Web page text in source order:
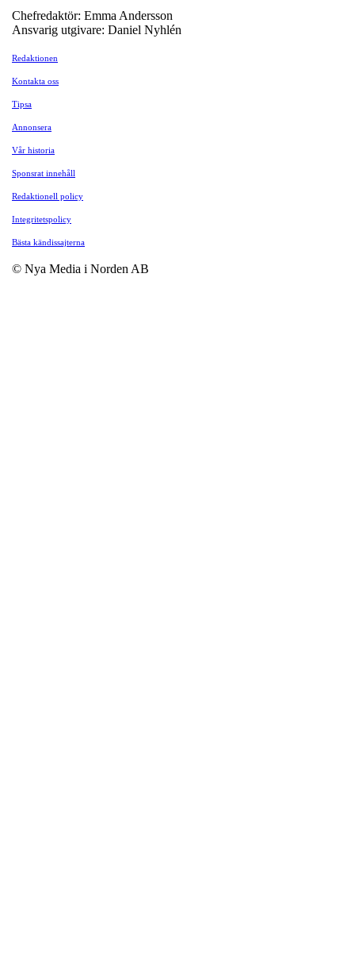
Chefredaktör: Emma Andersson
Ansvarig utgivare: Daniel Nyhlén
Redaktionen
Kontakta oss
Tipsa
Annonsera
Vår historia
Sponsrat innehåll
Redaktionell policy
Integritetspolicy
Bästa kändissajterna
© Nya Media i Norden AB